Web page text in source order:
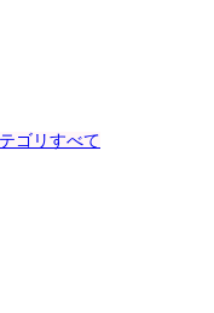
ゴリすべて